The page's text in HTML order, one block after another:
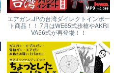
エアガン.JPの台湾ダイレクトインポー
ト商品！！ 7月はWE65式歩槍やAKRI
VA56式が再登場！！